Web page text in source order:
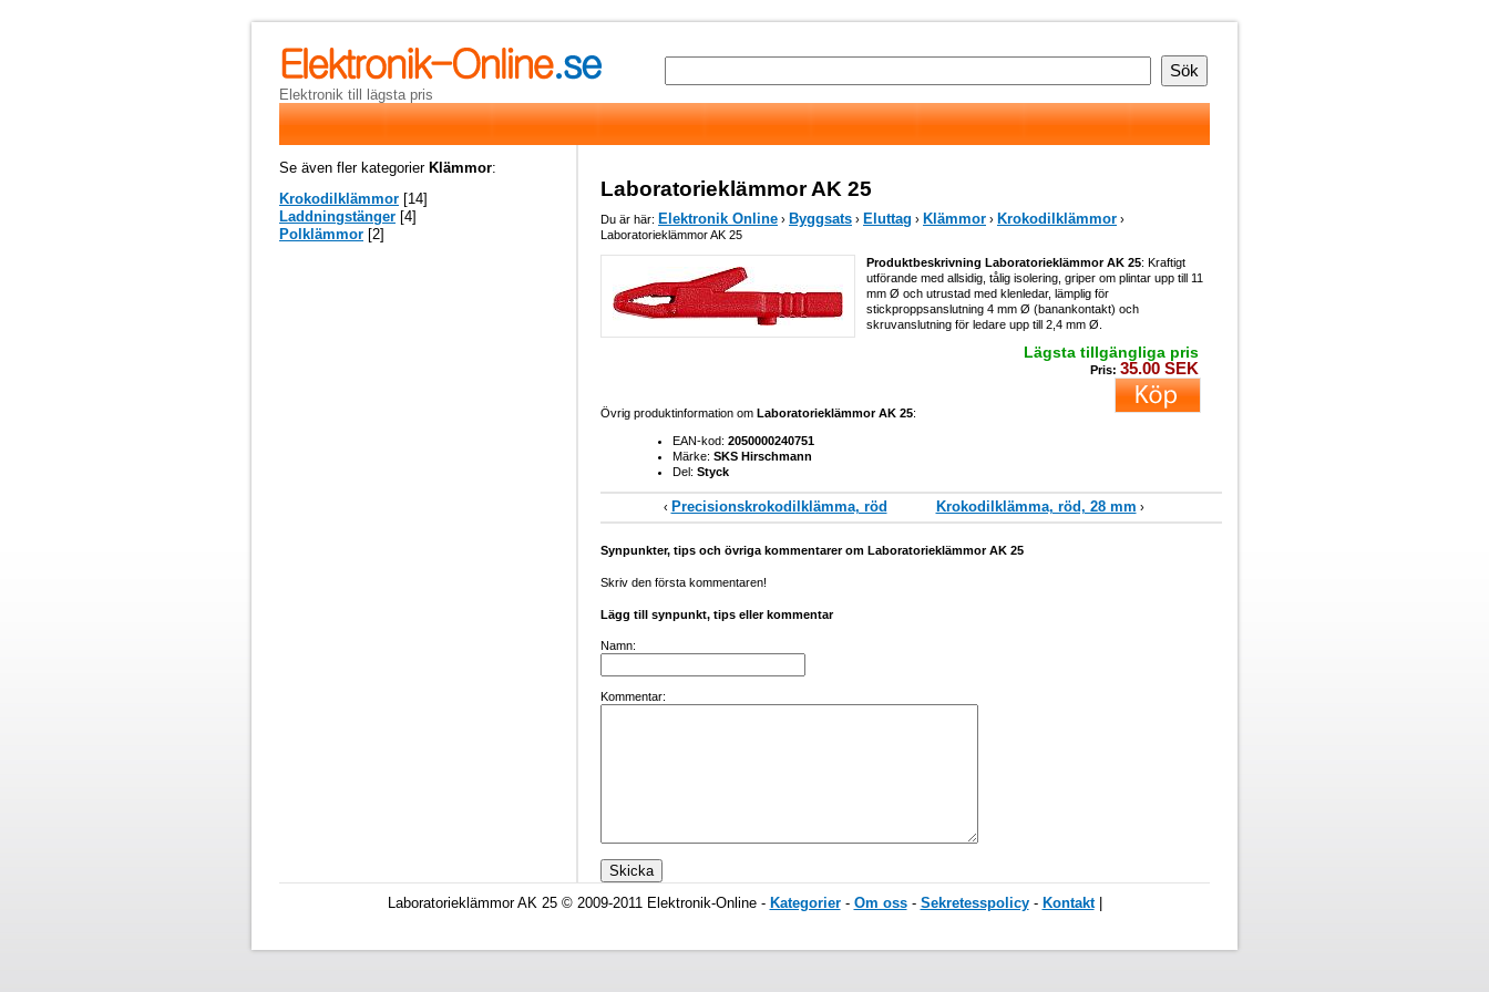
Elektronik till lägsta pris
Laboratorieklämmor AK 25
Du är här: Elektronik Online › Byggsats › Eluttag › Klämmor › Krokodilklämmor ›
Laboratorieklämmor AK 25
Produktbeskrivning Laboratorieklämmor AK 25: Kraftigt
utförande med allsidig, tålig isolering, griper om plintar upp till 11
mm Ø och utrustad med klenledar, lämplig för
stickproppsanslutning 4 mm Ø (banankontakt) och
skruvanslutning för ledare upp till 2,4 mm Ø.
Lägsta tillgängliga pris
Pris: 35.00 SEK
Övrig produktinformation om Laboratorieklämmor AK 25:
EAN-kod: 2050000240751
Märke: SKS Hirschmann
Del: Styck
‹ Precisionskrokodilklämma, röd Krokodilklämma, röd, 28 mm ›
Synpunkter, tips och övriga kommentarer om Laboratorieklämmor AK 25
Skriv den första kommentaren!
Lägg till synpunkt, tips eller kommentar
Namn:
Kommentar:
Se även fler kategorier Klämmor:
Krokodilklämmor [14]
Laddningstänger [4]
Polklämmor [2]
Laboratorieklämmor AK 25 © 2009-2011 Elektronik-Online - Kategorier- Om oss- Sekretesspolicy- Kontakt|